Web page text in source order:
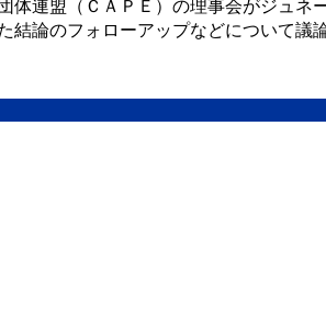
連盟（ＣＡＰＥ）の理事会がジュ
論のフォローアップなどについて議